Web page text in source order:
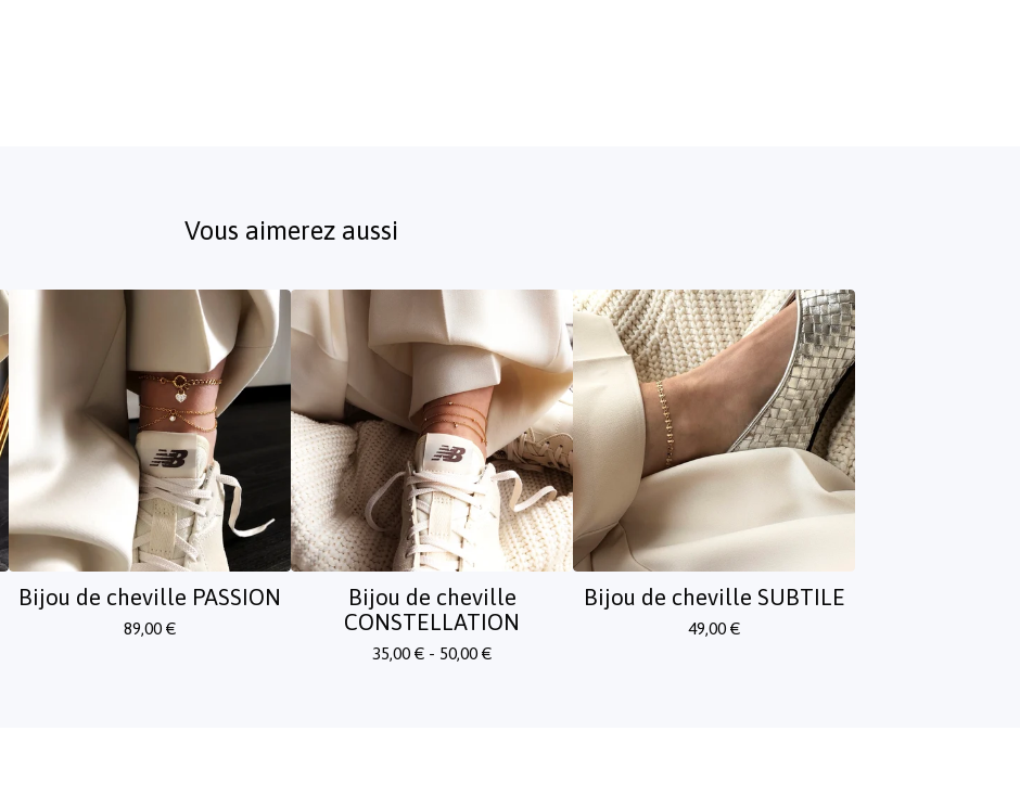
Vous aimerez aussi
Bijou de cheville PASSION
89,00 €
Bijou de cheville
CONSTELLATION
35,00 € - 50,00 €
Bijou de cheville SUBTILE
49,00 €